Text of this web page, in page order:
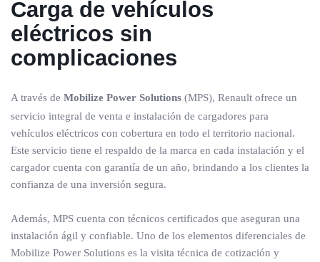
Carga de vehículos
eléctricos sin
complicaciones
A través de Mobilize Power Solutions (MPS), Renault ofrece un
servicio integral de venta e instalación de cargadores para
vehículos eléctricos con cobertura en todo el territorio nacional.
Este servicio tiene el respaldo de la marca en cada instalación y el
cargador cuenta con garantía de un año, brindando a los clientes la
confianza de una inversión segura.
Además, MPS cuenta con técnicos certificados que aseguran una
instalación ágil y confiable. Uno de los elementos diferenciales de
Mobilize Power Solutions es la visita técnica de cotización y